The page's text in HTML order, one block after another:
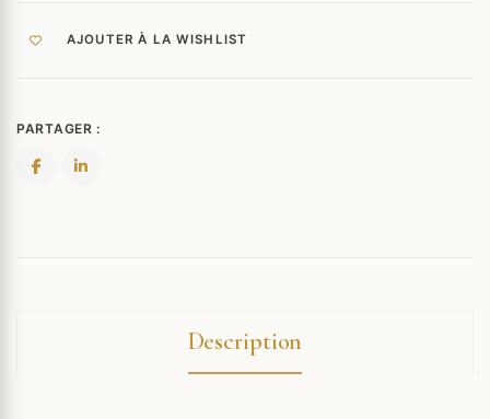
AJOUTER À LA WISHLIST
PARTAGER :
Description